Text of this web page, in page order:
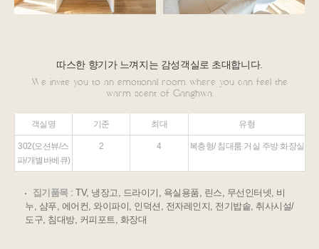
따스한 향기가 느껴지는 감성객실로 초대합니다.
We invite you to an emotional room where you can feel the
warm scent of Ganghwa.
객실명 기준 최대 유형
302(오션뷰/스
파/개별바베큐)
2 4 복층형/ 침대룸 거실 주방 화장실
집기품목: TV, 냉장고, 드라이기, 욕실용품, 린스, 무선인터넷, 비
누, 샴푸, 에어컨, 와이파이, 인덕션, 전자레인지, 전기밥솥, 취사시설/
도구, 침대방, 커피포트, 화장대